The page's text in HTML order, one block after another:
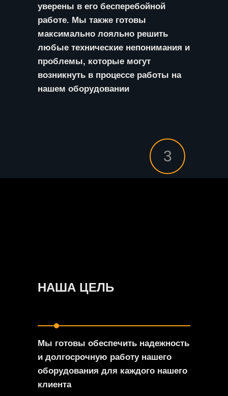
уверены в его бесперебойной
работе. Мы также готовы
максимально лояльно решить
любые технические непонимания и
проблемы, которые могут
возникнуть в процессе работы на
нашем оборудовании
3
НАША ЦЕЛЬ
Мы готовы обеспечить надежность
и долгосрочную работу нашего
оборудования для каждого нашего
клиента